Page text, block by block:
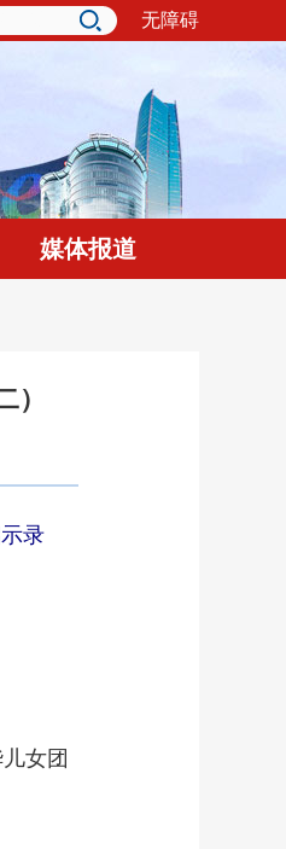
无障碍
媒体报道
录
女团